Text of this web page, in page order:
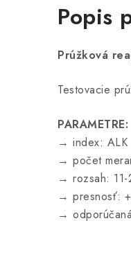
Popis
Prúžková
Testovacie
PARAMETRE:
→ index: ALK
→ počet
→ rozsah: 11-
→ presnosť:
→